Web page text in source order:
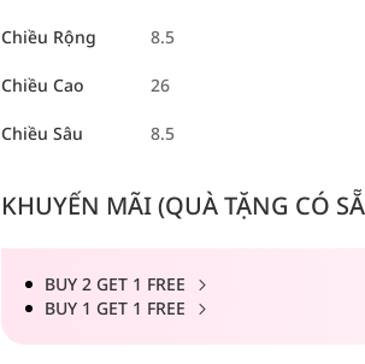
Chiều Rộng 8.5
Chiều Cao 26
Chiều Sâu 8.5
KHUYẾN MÃI (QUÀ TẶNG CÓ
BUY 2 GET 1 FREE
BUY 1 GET 1 FREE